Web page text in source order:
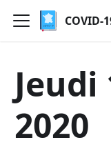
COVID-
2020